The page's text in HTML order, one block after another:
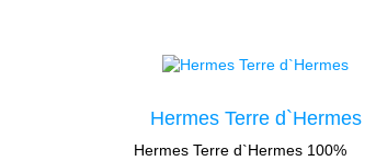
Hermes Terre d`Hermes
Hermes Terre d`Hermes 100%